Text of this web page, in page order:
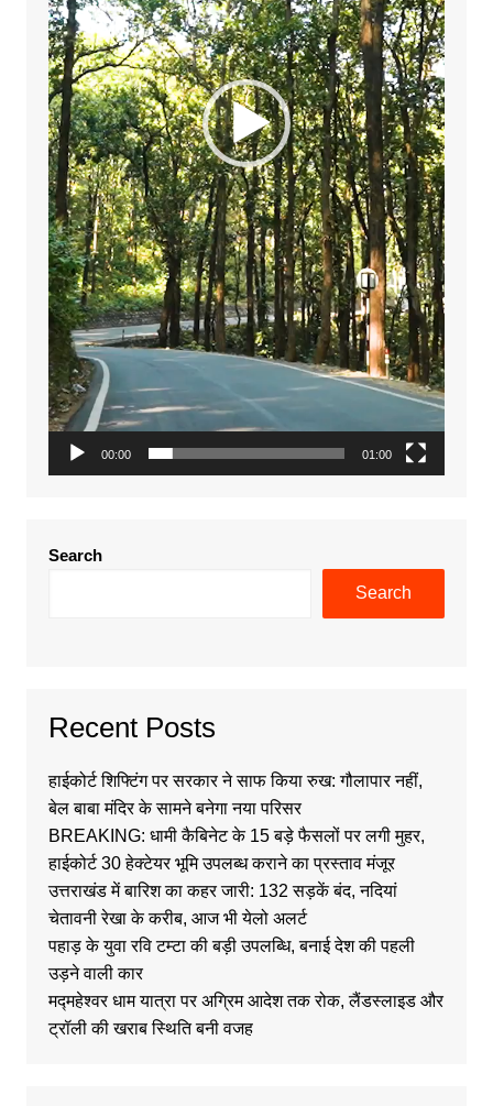
00:00 01:00
Search
Search
Recent Posts
हाईकोर्ट शिफ्टिंग पर सरकार ने साफ किया रुख: गौलापार नहीं,
बेल बाबा मंदिर के सामने बनेगा नया परिसर
BREAKING: धामी कैबिनेट के 15 बड़े फैसलों पर लगी मुहर,
हाईकोर्ट 30 हेक्टेयर भूमि उपलब्ध कराने का प्रस्ताव मंजूर
उत्तराखंड में बारिश का कहर जारी: 132 सड़कें बंद, नदियां
चेतावनी रेखा के करीब, आज भी येलो अलर्ट
पहाड़ के युवा रवि टम्टा की बड़ी उपलब्धि, बनाई देश की पहली
उड़ने वाली कार
मद्महेश्वर धाम यात्रा पर अग्रिम आदेश तक रोक, लैंडस्लाइड और
ट्रॉली की खराब स्थिति बनी वजह